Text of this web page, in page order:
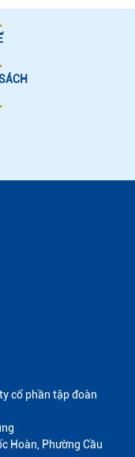
cổ phần tập đoàn
Hoàn, Phường Cầu